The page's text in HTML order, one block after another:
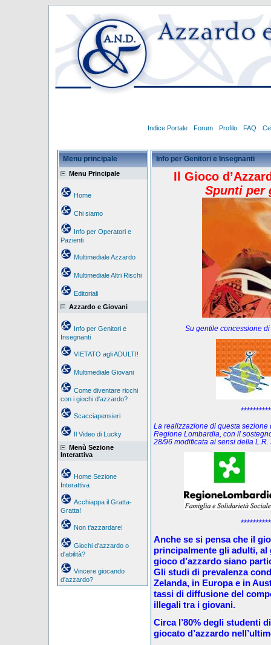
Indice Portale Forum Profilo FAQ
Menu principale
Menu Principale
Home
Chi siamo
Info per Operatori e
Pazienti
Multimediale Azzardo
Multimediale Altri Rischi
Editoriali
Azzardo e Giovani
Info per Genitori e
Insegnanti
VIETATO agli ADULTI!
Multimediale Giovani
Come diventare ricchi
con i giochi d'azzardo?
Scacciapensieri
Il Video di Lucky
Menù Sezione
Interattiva
Home Sezione
Interattiva
Acchiappa il Gratta-
Gratta!
Non t'azzardare!
Giochi d'azzardo o
d'abilità?
Vincere giocando
d'azzardo?
Info per Genitori e Insegnanti
Il Gioco
Spunti per
Su gentile concessione
La realizzazione di questa sezione
Regione Lombardia, con il
28/96 modificata ai sensi della
Anche se si pensa che il
principalmente gli adulti,
gioco d’azzardo siano
Gli studi di prevalenza
Zelanda, in Europa e in
tassi di diffusione del
illegali tra i giovani.
Circa l’80% degli studenti
giocato d’azzardo